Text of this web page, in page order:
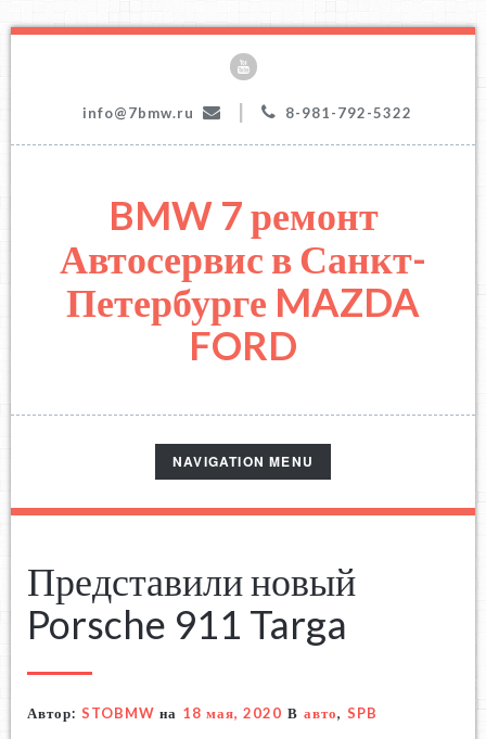
info@7bmw.ru 8-981-792-5322
BMW 7 ремонт
Автосервис в Санкт-
Петербурге MAZDA
FORD
TOGGLE
NAVIGATION
NAVIGATION MENU
Представили новый
Porsche 911 Targa
Автор: STOBMW на 18 мая, 2020 В авто, SPB